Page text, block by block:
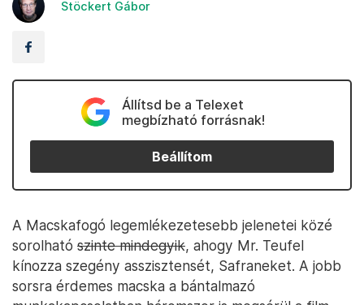
Stöckert Gábor
Állítsd be a Telexet
megbízható forrásnak!
Beállítom
A Macskafogó legemlékezetesebb jelenetei közé
sorolható szinte mindegyik, ahogy Mr. Teufel
kínozza szegény asszisztensét, Safraneket. A jobb
sorsra érdemes macska a bántalmazó